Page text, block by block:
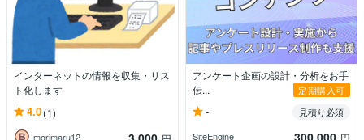
インターネットの情報を収集・リス
ト化します
4.0(1)
morimaru12
アンケート企画の設計・分析をお手
伝...
定期購入可
-
見積り必須
SiteEngine
300,000 円